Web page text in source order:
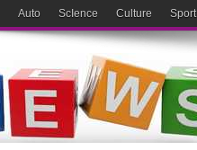
Auto ScIence Culture Sport